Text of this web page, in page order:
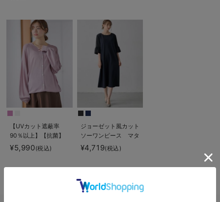
【UVカット遮蔽率
90％以上】【抗菌】
【接触冷感】前後２
WAYカーディガン
¥5,990(税込)
ジョーゼット風カット
ソーワンピース マタ
ニティ・産後授乳【出
産後も長く使える】
¥4,719(税込)